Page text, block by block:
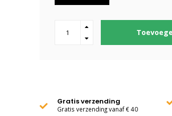
Gratis verzending
Gratis verzending vanaf € 40